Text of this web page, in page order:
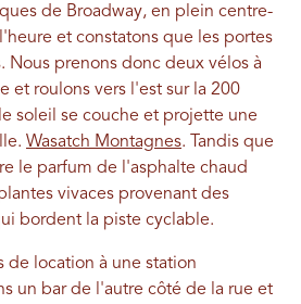
de Broadway, en plein centre-
et constatons que les portes
Nous prenons donc deux vélos à
et roulons vers l'est sur la 200
soleil se couche et projette une
Wasatch Montagnes. Tandis que
le parfum de l'asphalte chaud
vivaces provenant des
bordent la piste cyclable.
de location à une station
un bar de l'autre côté de la rue et